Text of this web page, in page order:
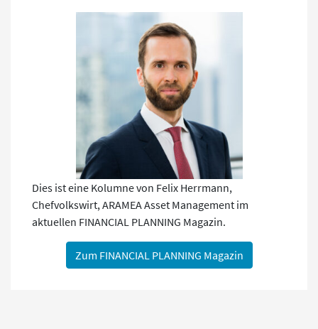
Dies ist eine Kolumne von Felix Herrmann,
Chefvolkswirt, ARAMEA Asset Management im
aktuellen FINANCIAL PLANNING Magazin.
Zum FINANCIAL PLANNING Magazin